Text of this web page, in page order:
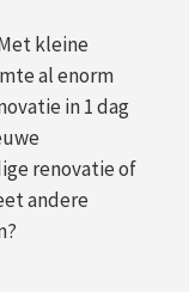
kleine
al enorm
in 1 dag
renovatie of
andere